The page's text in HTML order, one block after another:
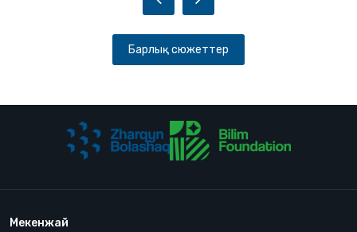
Барлық сюжеттер
Мекенжай